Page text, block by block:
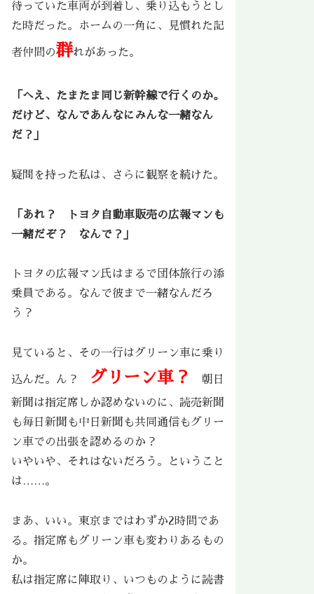
待っていた車両が到着し、乗り込もうとし
た時だった。ホームの一角に、見慣れた記
者仲間の群れがあった。
「へえ、たまたま同じ新幹線で行くのか。
だけど、なんであんなにみんな一緒なん
だ？」
疑問を持った私は、さらに観察を続けた。
「あれ？ トヨタ自動車販売の広報マンも
一緒だぞ？ なんで？」
トヨタの広報マン氏はまるで団体旅行の添
乗員である。なんで彼まで一緒なんだろ
う？
見ていると、その一行はグリーン車に乗り
込んだ。ん？ グリーン車？ 朝日
新聞は指定席しか認めないのに、読売新聞
も毎日新聞も中日新聞も共同通信もグリー
ン車での出張を認めるのか？
いやいや、それはないだろう。ということ
は……。
まあ、いい。東京まではわずか2時間であ
る。指定席もグリーン車も変わりあるもの
か。
私は指定席に陣取り、いつものように読書